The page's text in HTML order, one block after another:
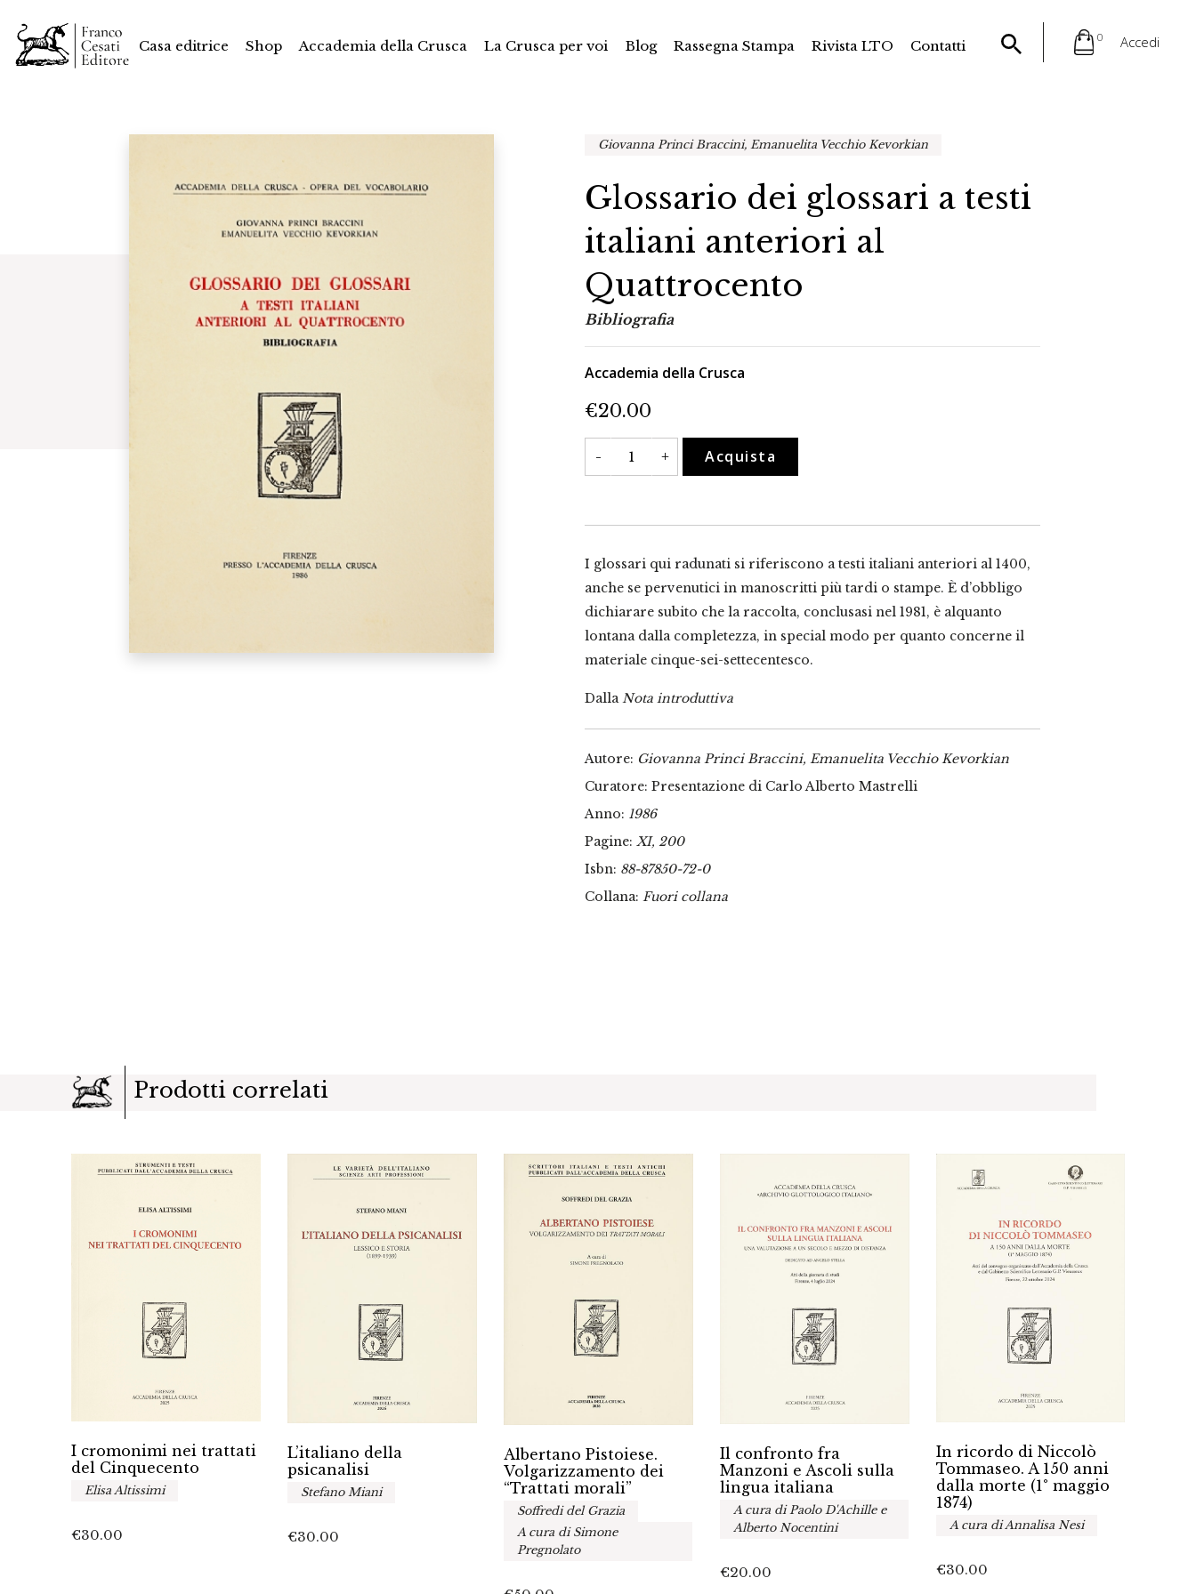
Casa editrice Shop Accademia della Crusca La Crusca per voi Blog Rassegna Stampa Rivista LTO Contatti
0 Accedi
Giovanna Princi Braccini, Emanuelita Vecchio Kevorkian
Glossario dei glossari a testi
italiani anteriori al
Quattrocento
Bibliografia
Accademia della Crusca
€20.00
-
Glossario
dei
glossari
anteriori
Quattrocento
quantità
+ Acquista
I glossari qui radunati si riferiscono a testi italiani anteriori al 1400,
anche se pervenutici in manoscritti più tardi o stampe. È d’obbligo
dichiarare subito che la raccolta, conclusasi nel 1981, è alquanto
lontana dalla completezza, in special modo per quanto concerne il
materiale cinque-sei-settecentesco.
Dalla Nota introduttiva
Autore: Giovanna Princi Braccini, Emanuelita Vecchio Kevorkian
Curatore: Presentazione di Carlo Alberto Mastrelli
Anno: 1986
Pagine: XI, 200
Isbn: 88-87850-72-0
Collana: Fuori collana
Prodotti correlati
I cromonimi nei trattati
del Cinquecento
Elisa Altissimi
€30.00
L’italiano della
psicanalisi
Stefano Miani
€30.00
Albertano Pistoiese.
Volgarizzamento dei
“Trattati morali”
Soffredi del Grazia
A cura di Simone
Pregnolato
Il confronto fra
Manzoni e Ascoli sulla
lingua italiana
A cura di Paolo D'Achille e
Alberto Nocentini
€20.00
In ricordo di Niccolò
Tommaseo. A 150 anni
dalla morte (1° maggio
1874)
A cura di Annalisa Nesi
€30.00